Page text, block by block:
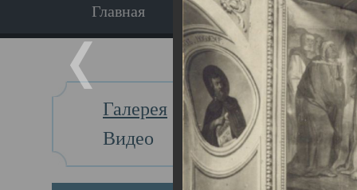
Главная Экскурсия
Галерея
Видео
Главная